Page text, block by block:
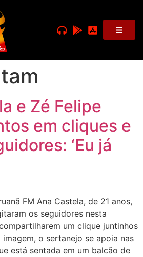
e Zé Felipe
em cliques e
‘Eu já
FM Ana Castela, de 21 anos,
os seguidores nesta
um clique juntinhos
imagem, o sertanejo se apoia nas
está sentada em um balcão de